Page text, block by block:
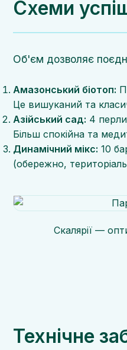
Схеми
Об'єм дозволяє
Амазонський біотоп:
Це вишуканий та
Азійський сад: 4
Більш спокійна та
Динамічний мікс: 10
(обережно,
Скалярії —
Технічне